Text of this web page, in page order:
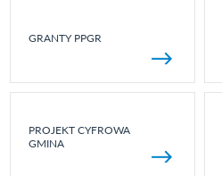
GRANTY PPGR
PROJEKT CYFROWA
GMINA